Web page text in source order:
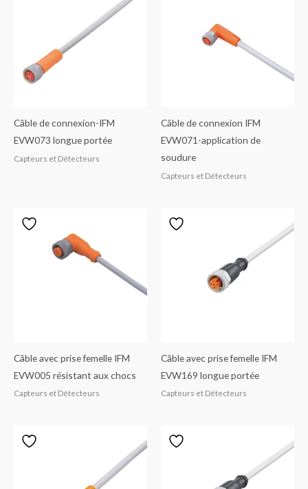
Câble de connexion-IFM
EVW073 longue portée
Capteurs et Détecteurs
Câble de connexion IFM
EVW071-application de
soudure
Capteurs et Détecteurs
Câble avec prise femelle IFM
EVW005 résistant aux chocs
Capteurs et Détecteurs
Câble avec prise femelle IFM
EVW169 longue portée
Capteurs et Détecteurs